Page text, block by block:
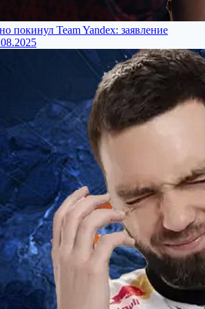
покинул Team Yandex: заявление